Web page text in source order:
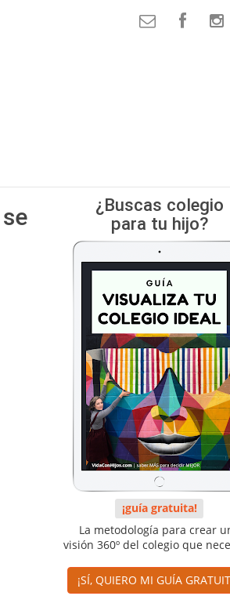
¿Buscas colegio
para tu hijo?
¡guía gratuita!
La metodología para crear
visión 360º del colegio que
¡SÍ, QUIERO MI GUÍA